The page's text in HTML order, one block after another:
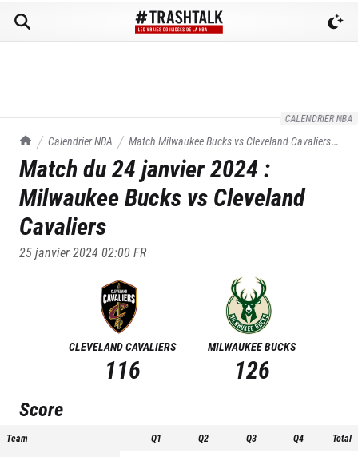
CALENDRIER NBA
TrashTalk Actu NBA
Calendrier NBA Match Milwaukee Bucks vsCleveland Cavaliers
du 24/01/2024
Match du24 janvier 2024 :
Milwaukee Bucks vs Cleveland
Cavaliers
25 janvier 2024 02:00FR
CLEVELAND CAVALIERS
116
MILWAUKEE BUCKS
126
Score
Team Q1 Q2 Q3 Q4 Total